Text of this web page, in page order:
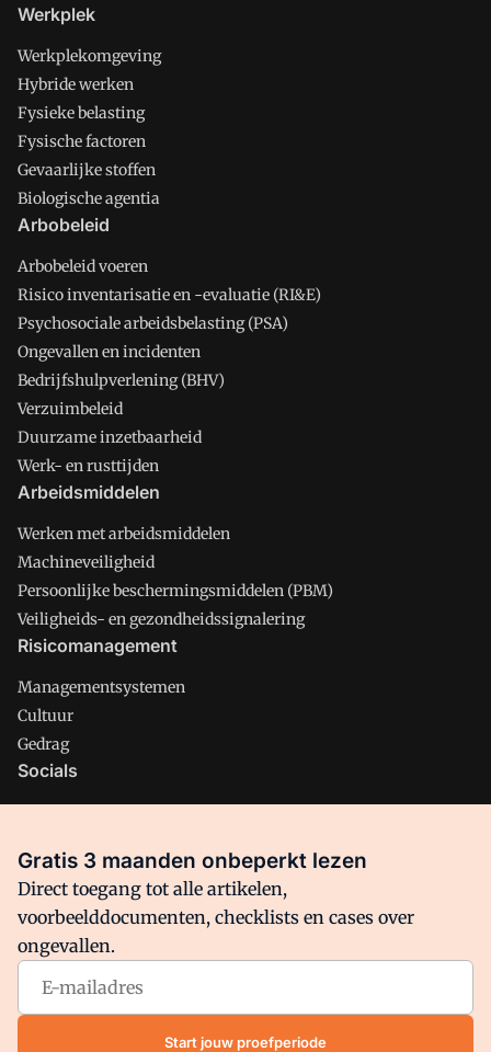
Werkplek
Werkplekomgeving
Hybride werken
Fysieke belasting
Fysische factoren
Gevaarlijke stoffen
Biologische agentia
Arbobeleid
Arbobeleid voeren
Risico inventarisatie en -evaluatie (RI&E)
Psychosociale arbeidsbelasting (PSA)
Ongevallen en incidenten
Bedrijfshulpverlening (BHV)
Verzuimbeleid
Duurzame inzetbaarheid
Werk- en rusttijden
Arbeidsmiddelen
Werken met arbeidsmiddelen
Machineveiligheid
Persoonlijke beschermingsmiddelen (PBM)
Veiligheids- en gezondheidssignalering
Risicomanagement
Managementsystemen
Cultuur
Gedrag
Socials
Facebook
Arbo is onderdeel van VMN media. Lees inons manifestwaar
VMN media voor staat. Op gebruik van deze site zijn de
volgende regelingen van toepassing:Algemene Voorwaarden
Privacy en Cookie beleid|Privacy instellingen
Gratis 3 maanden onbeperkt lezen
Direct toegang tot alle artikelen,
voorbeelddocumenten, checklists en cases over
ongevallen.
Start jouw proefperiode